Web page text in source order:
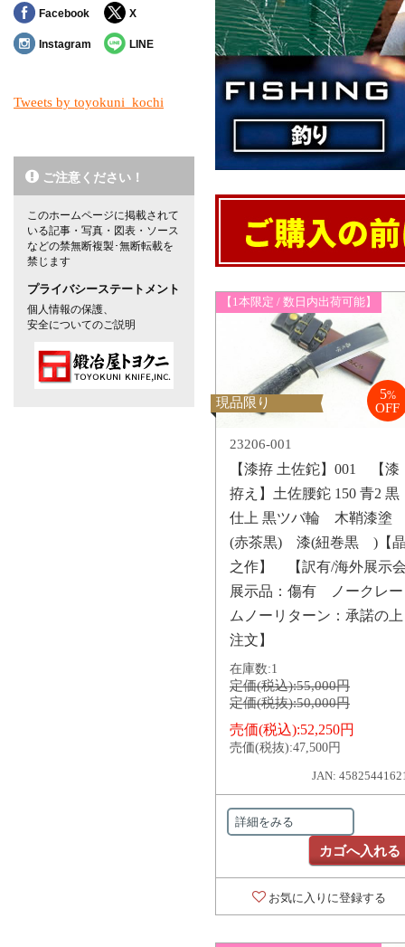
【1本限定 / 数日内出荷可能】
現品限り
5%
OFF
23206-001
【漆拵 土佐鉈】001 【漆
拵え】土佐腰鉈 150 青2 黒
仕上 黒ツバ輪 木鞘漆塗
(赤茶黒) 漆(紐巻黒 )【
之作】 【訳有/海外展示
展示品：傷有 ノークレー
ムノーリターン：承諾の上
注文】
在庫数:1
定価(税込):55,000円
定価(税抜):50,000円
売価(税込):52,250円
売価(税抜):47,500円
JAN:
詳細をみる
カゴへ入れる
お気に入りに登録する
Facebook X
Instagram LINE
Tweets by toyokuni_kochi
ご注意ください！
このホームページに掲載されて
いる記事・写真・図表・ソース
などの禁無断複製･無断転載を
禁じます
プライバシーステートメント
個人情報の保護、
安全についてのご説明